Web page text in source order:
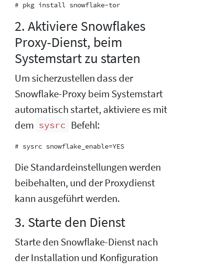
2. Aktiviere Snowflakes
Proxy-Dienst, beim
Systemstart zu starten
Um sicherzustellen dass der
Snowflake-Proxy beim Systemstart
automatisch startet, aktiviere es mit
dem sysrc Befehl:
Die Standardeinstellungen werden
beibehalten, und der Proxydienst
kann ausgeführt werden.
3. Starte den Dienst
Starte den Snowflake-Dienst nach
der Installation und Konfiguration